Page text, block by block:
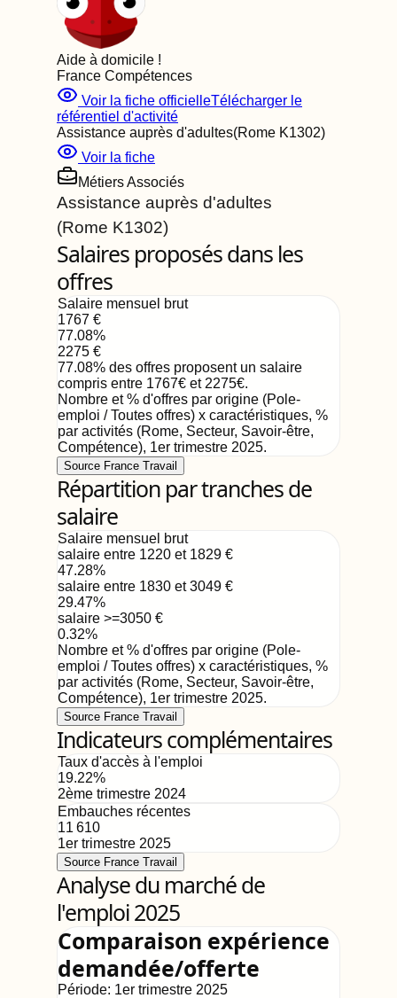
Aide à domicile !
France Compétences
Voir la fiche officielleTélécharger le
référentiel d'activité
Assistance auprès d'adultes(Rome K1302)
Voir la fiche
Métiers Associés
Assistance auprès d'adultes
(Rome K1302)
Salaires proposés dans les
offres
Salaire mensuel brut
1767 €
77.08%
2275 €
77.08% des offres proposent un salaire
compris entre 1767€ et 2275€.
Nombre et % d'offres par origine (Pole-
emploi / Toutes offres) x caractéristiques, %
par activités (Rome, Secteur, Savoir-être,
Compétence), 1er trimestre 2025.
Source France Travail
Répartition par tranches de
salaire
Salaire mensuel brut
salaire entre 1220 et 1829 €
47.28%
salaire entre 1830 et 3049 €
29.47%
salaire >=3050 €
0.32%
Nombre et % d'offres par origine (Pole-
emploi / Toutes offres) x caractéristiques, %
par activités (Rome, Secteur, Savoir-être,
Compétence), 1er trimestre 2025.
Source France Travail
Indicateurs complémentaires
Taux d'accès à l'emploi
19.22%
2ème trimestre 2024
Embauches récentes
11 610
1er trimestre 2025
Source France Travail
Analyse du marché de
l'emploi 2025
Comparaison expérience
demandée/offerte
Période: 1er trimestre 2025